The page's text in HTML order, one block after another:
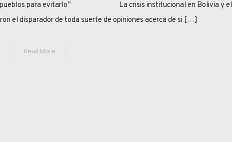
LOS
los pueblos para evitarlo” La crisis institucional en Bolivia y el
el disparador de toda suerte de opiniones acerca de si […]
Read More